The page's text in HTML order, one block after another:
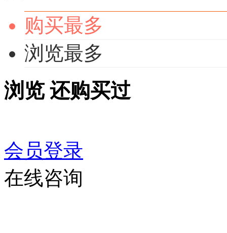
购买最多
浏览最多
浏览 还购买过
会员登录
在线咨询